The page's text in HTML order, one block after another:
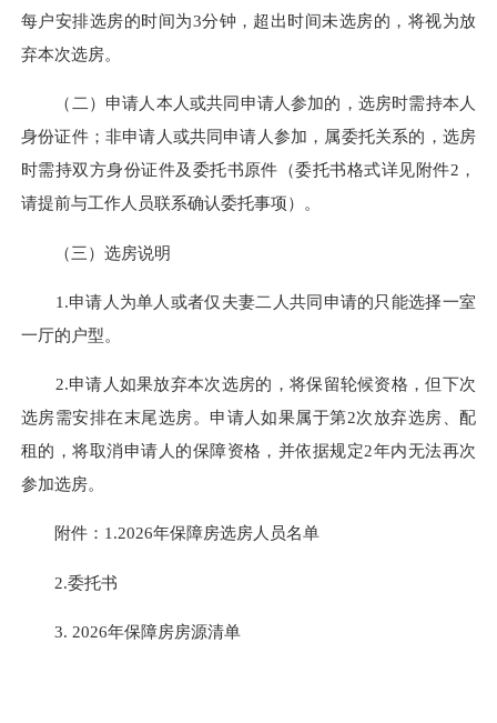
每户安排选房的时间为3分钟，超出时间未选房的，将视为放
弃本次选房。
（二）申请人本人或共同申请人参加的，选房时需持本人
身份证件；非申请人或共同申请人参加，属委托关系的，选房
时需持双方身份证件及委托书原件（委托书格式详见附件2，
请提前与工作人员联系确认委托事项）。
（三）选房说明
1.申请人为单人或者仅夫妻二人共同申请的只能选择一室
一厅的户型。
2.申请人如果放弃本次选房的，将保留轮候资格，但下次
选房需安排在末尾选房。申请人如果属于第2次放弃选房、配
租的，将取消申请人的保障资格，并依据规定2年内无法再次
参加选房。
附件：1.2026年保障房选房人员名单
2.委托书
3. 2026年保障房房源清单